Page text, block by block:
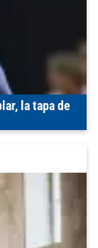
la tapa de